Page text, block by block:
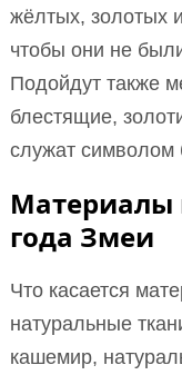
жёлтых, золотых
чтобы они не
Подойдут также
блестящие,
служат символом
Материалы
года Змеи
Что касается
натуральные
кашемир,